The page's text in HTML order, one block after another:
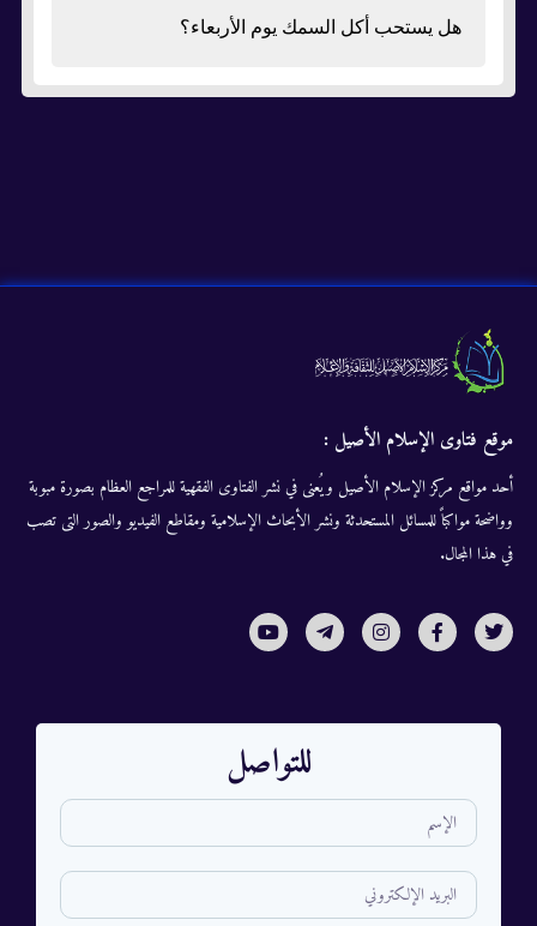
هل يستحب أكل السمك يوم الأربعاء؟
موقع فتاوى الإسلام الأصيل :
أحد مواقع مركز الإسلام الأصيل ويُعنى في نشر الفتاوى الفقهية للمراجع العظام بصورة مبوبة
وواضحة مواكباً للمسائل المستحدثة ونشر الأبحاث الإسلامية ومقاطع الفيديو والصور التى تصب
في هذا المجال.
للتواصل